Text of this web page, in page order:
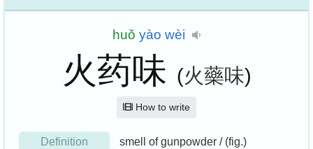
huǒ yào wèi
火药味 (火藥味)
How to write
Definition
smell of gunpowder / (fig.)